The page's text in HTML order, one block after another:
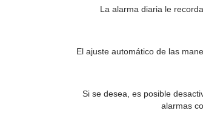
La alarma diaria le
El ajuste automático de las
Si se desea, es posible
alarmas